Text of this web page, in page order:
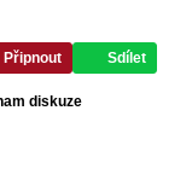
Připnout Sdílet